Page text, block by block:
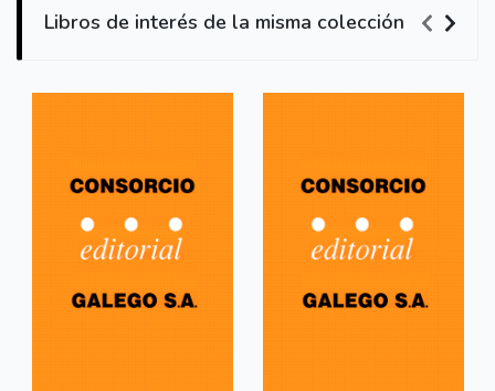
Libros de interés de la misma colección